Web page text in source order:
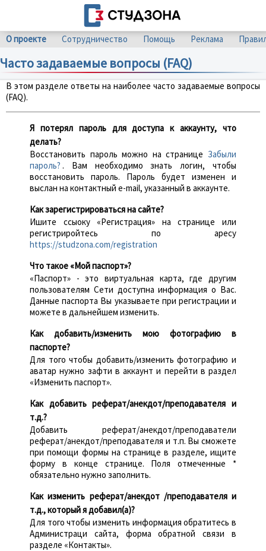
О проекте Сотрудничество Помощь Реклама
Часто задаваемые вопросы (FAQ)
В этом разделе ответы на наиболее часто задаваемые вопросы
(FAQ).
Я потерял пароль для доступа к аккаунту, что
делать?
Восстановить пароль можно на странице Забыли
пароль? . Вам необходимо знать логин, чтобы
восстановить пароль. Пароль будет изменен и
выслан на контактный e-mail, указанный в аккаунте.
Как зарегистрироваться на сайте?
Ишите ссыоку «Регистрация» на странице или
регистриройтесь по аресу
https://studzona.com/registration
Что такое «Мой паспорт»?
«Паспорт» - это виртуальная карта, где другим
пользователям Сети доступна информация о Вас.
Данные паспорта Вы указываете при регистрации и
можете в дальнейшем изменить.
Как добавить/изменить мою фотографию в
паспорте?
Для того чтобы добавить/изменить фотографию и
аватар нужно зафти в аккаунт и перейти в раздел
«Изменить паспорт».
Как добавить реферат/анекдот/преподавателя и
т.д.?
Добавить реферат/анекдот/преподаватели
реферат/анекдот/преподавателя и т.п. Вы сможете
при помощи формы на странице в разделе, ищите
форму в конце странице. Поля отмеченные *
обязательно нужно заполнить.
Как изменить реферат/анекдот /преподавателя и
т.д., который я добавил(а)?
Для того чтобы изменить информация обратитесь в
Администраци сайта, форма обратной связи в
разделе «Контакты».